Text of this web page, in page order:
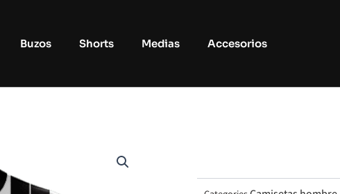
Buzos Shorts Medias Accesorios